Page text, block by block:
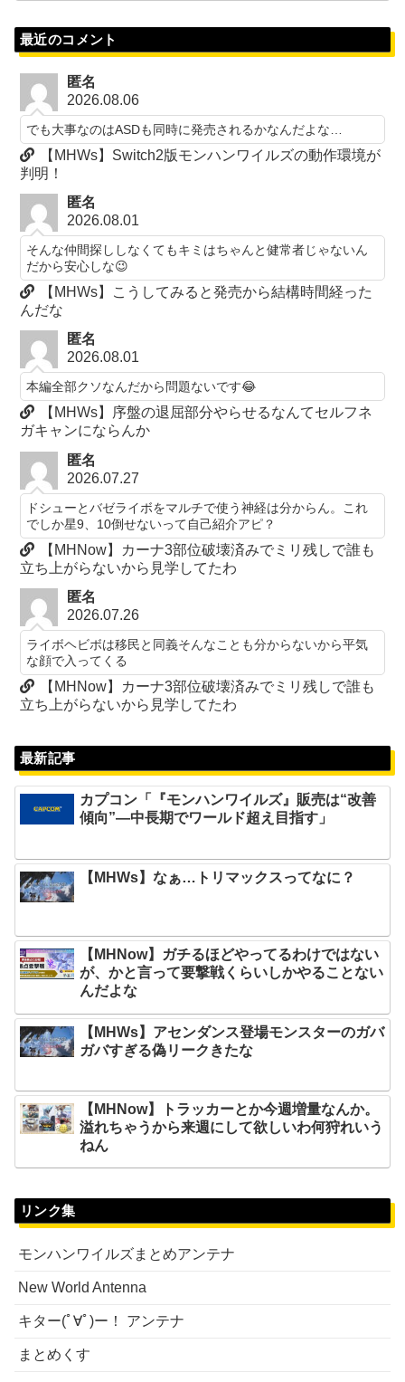
最近のコメント
匿名
2026.08.06
でも大事なのはASDも同時に発売されるかなんだよな…
【MHWs】Switch2版モンハンワイルズの動作環境が
判明！
匿名
2026.08.01
そんな仲間探ししなくてもキミはちゃんと健常者じゃないん
だから安心しな😉
【MHWs】こうしてみると発売から結構時間経った
んだな
匿名
2026.08.01
本編全部クソなんだから問題ないです😂
【MHWs】序盤の退屈部分やらせるなんてセルフネ
ガキャンにならんか
匿名
2026.07.27
ドシューとバゼライボをマルチで使う神経は分からん。これ
でしか星9、10倒せないって自己紹介アピ？
【MHNow】カーナ3部位破壊済みでミリ残しで誰も
立ち上がらないから見学してたわ
匿名
2026.07.26
ライボヘビボは移民と同義そんなことも分からないから平気
な顔で入ってくる
【MHNow】カーナ3部位破壊済みでミリ残しで誰も
立ち上がらないから見学してたわ
最新記事
カプコン「『モンハンワイルズ』販売は“改善
傾向”―中長期でワールド超え目指す」
【MHWs】なぁ…トリマックスってなに？
【MHNow】ガチるほどやってるわけではない
が、かと言って要撃戦くらいしかやることない
んだよな
【MHWs】アセンダンス登場モンスターのガバ
ガバすぎる偽リークきたな
【MHNow】トラッカーとか今週増量なんか。
溢れちゃうから来週にして欲しいわ何狩れいう
ねん
リンク集
モンハンワイルズまとめアンテナ
New World Antenna
キター(ﾟ∀ﾟ)ー！ アンテナ
まとめくす